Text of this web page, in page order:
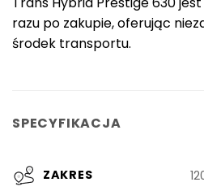
razu po zakupie, oferując
środek transportu.
SPECYFIKACJA
ZAKRES